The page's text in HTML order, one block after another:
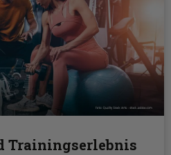
Trainingserlebnis